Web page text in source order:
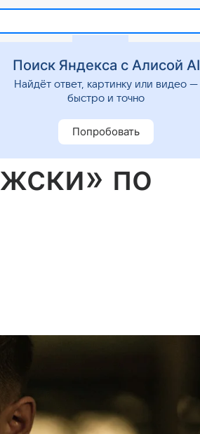
Дом Гороскопы Стиль жизни
ли
по
Поиск Яндекса с Алисой AI
Найдёт ответ, картинку или видео —
быстро и точно
Попробовать